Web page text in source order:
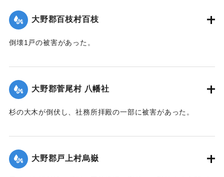
｜固有コード:00474069
大野郡百枝村百枝
倒壊1戸の被害があった。
｜固有コード:00474070
大野郡菅尾村 八幡社
杉の大木が倒伏し、社務所拝殿の一部に被害があった。
｜固有コード:00474071
大野郡戸上村烏嶽